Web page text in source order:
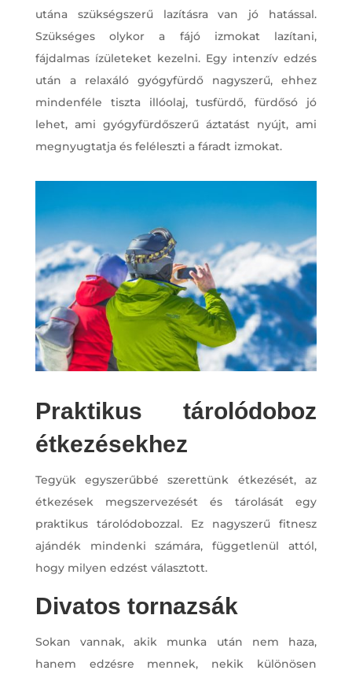
utána szükségszerű lazításra van jó hatással.
Szükséges olykor a fájó izmokat lazítani,
fájdalmas ízületeket kezelni. Egy intenzív edzés
után a relaxáló gyógyfürdő nagyszerű, ehhez
mindenféle tiszta illóolaj, tusfürdő, fürdősó jó
lehet, ami gyógyfürdőszerű áztatást nyújt, ami
megnyugtatja és feléleszti a fáradt izmokat.
Praktikus tárolódoboz
étkezésekhez
Tegyük egyszerűbbé szerettünk étkezését, az
étkezések megszervezését és tárolását egy
praktikus tárolódobozzal. Ez nagyszerű fitnesz
ajándék mindenki számára, függetlenül attól,
hogy milyen edzést választott.
Divatos tornazsák
Sokan vannak, akik munka után nem haza,
hanem edzésre mennek, nekik különösen